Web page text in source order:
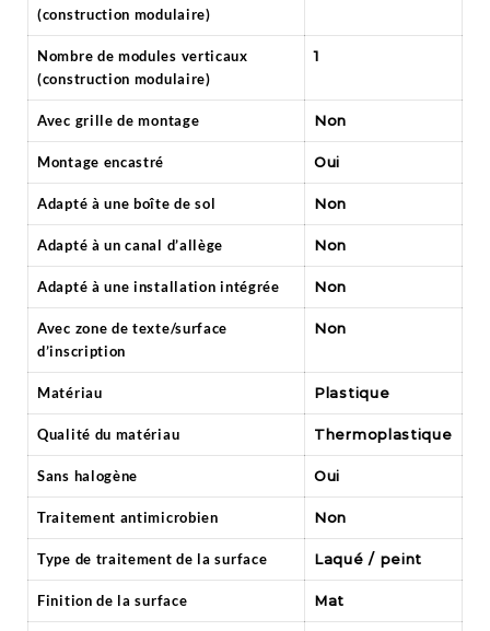
(construction modulaire)
Nombre de modules verticaux
(construction modulaire)
1
Avec grille de montage Non
Montage encastré Oui
Adapté à une boîte de sol Non
Adapté à un canal d’allège Non
Adapté à une installation intégrée Non
Avec zone de texte/surface
d’inscription
Non
Matériau Plastique
Qualité du matériau Thermoplastique
Sans halogène Oui
Traitement antimicrobien Non
Type de traitement de la surface Laqué / peint
Finition de la surface Mat